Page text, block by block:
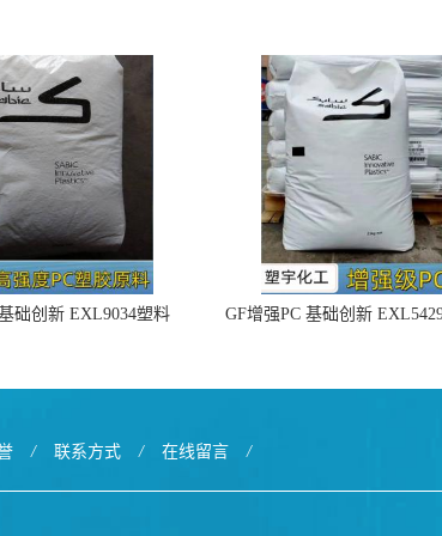
础创新 EXL9034塑料
GF增强PC 基础创新
/ 联系方式 / 在线留言 /